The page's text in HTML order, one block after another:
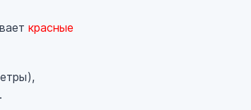
красные